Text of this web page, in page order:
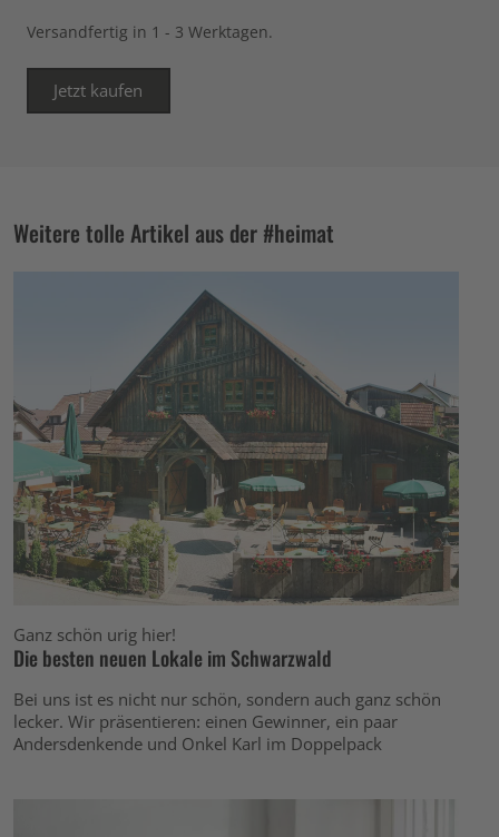
Versandfertig in 1 - 3 Werktagen.
Jetzt kaufen
Weitere tolle Artikel aus der #heimat
Ganz schön urig hier!
Die besten neuen Lokale im Schwarzwald
Bei uns ist es nicht nur schön, sondern auch ganz schön
lecker. Wir präsentieren: einen Gewinner, ein paar
Andersdenkende und Onkel Karl im Doppelpack